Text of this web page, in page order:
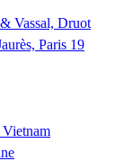
Vassal, Druot
Paris 19